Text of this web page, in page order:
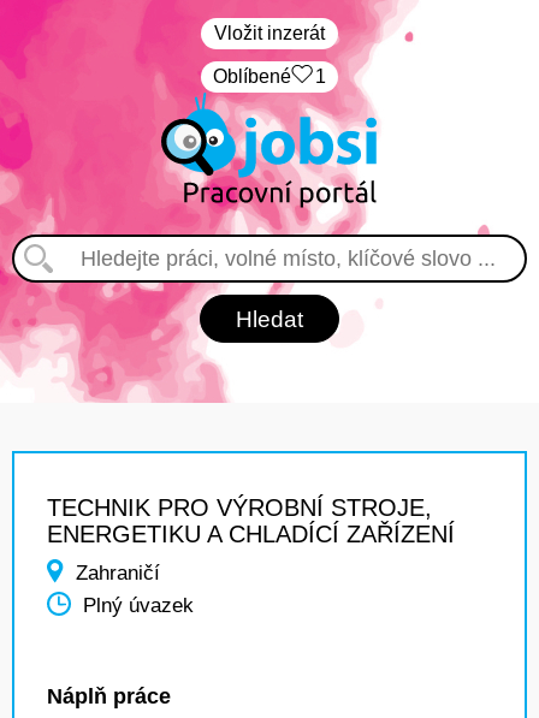
Vložit inzerát
Oblíbené 1
TECHNIK PRO VÝROBNÍ STROJE,
ENERGETIKU A CHLADÍCÍ ZAŘÍZENÍ
Zahraničí
Plný úvazek
Náplň práce